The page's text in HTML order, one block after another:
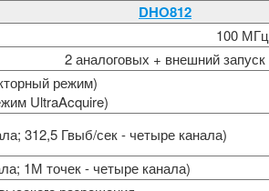
DHO812
100 МГц
2 аналоговых + внешний запуск
режим)
UltraAcquire)
312,5 Гвыб/сек - четыре канала)
1М точек - четыре канала)